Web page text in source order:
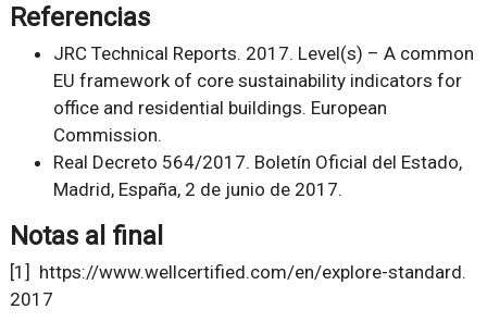
Referencias
JRC Technical Reports. 2017. Level(s) – A common
EU framework of core sustainability indicators for
office and residential buildings. European
Commission.
Real Decreto 564/2017. Boletín Oficial del Estado,
Madrid, España, 2 de junio de 2017.
Notas al final
[1] https://www.wellcertified.com/en/explore-standard.
2017